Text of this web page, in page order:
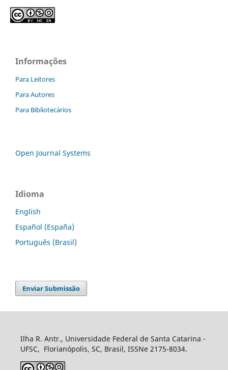
Informações
Para Leitores
Para Autores
Para Bibliotecários
Open Journal Systems
Idioma
English
Español (España)
Português (Brasil)
Enviar Submissão
Ilha R. Antr., Universidade Federal de Santa Catarina -
UFSC, Florianópolis, SC, Brasil, ISSNe 2175-8034.